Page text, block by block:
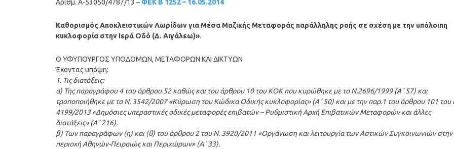
Αριθμ. Α-53050/4787/13 – ΦΕΚ Β 1252 – 16.05.2014
Kαθορισμός Αποκλειστικών Λωρίδων για Μέσα Μαζικής Μεταφοράς παράλληλης ροής σε σχέση με την υπόλοιπη
κυκλοφορία στην Ιερά Οδό (Δ. Αιγάλεω)».
Ο ΥΦΥΠΟΥΡΓΟΣ ΥΠΟΔΟΜΩΝ, ΜΕΤΑΦΟΡΩΝ ΚΑΙ ΔΙΚΤΥΩΝ
Έχοντας υπόψη:
1. Τις διατάξεις:
α) Της παραγράφου 4 του άρθρου 52 καθώς και του άρθρου 10 του ΚΟΚ που κυρώθηκε με το Ν.2696/1999 (Α΄ 57) και
τροποποιήθηκε με το Ν. 3542/2007 «Κύρωση του Κώδικα Οδικής κυκλοφορίας» (Α΄ 50) και με την παρ.1 του άρθρου 101 του
4199/2013 «Δημόσιες υπεραστικές οδικές μεταφορές επιβατών – Ρυθμιστική Αρχή Επιβατικών Μεταφορών και άλλες
διατάξεις» (Α΄ 216).
β) Των παραγράφων (η) και (θ) του άρθρου 2 του Ν. 3920/2011 «Οργάνωση και λειτουργία των Αστικών Συγκοινωνιών στην
περιοχή Αθηνών-Πειραιώς και Περιχώρων» (Α΄ 33).